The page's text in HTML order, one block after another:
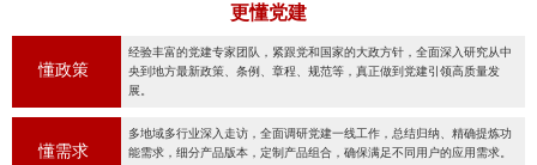
更懂党建
懂政策
经验丰富的党建专家团队，紧跟党和国家的大政方针，全面深入研究从中
央到地方最新政策、条例、章程、规范等，真正做到党建引领高质量发
展。
懂需求
多地域多行业深入走访，全面调研党建一线工作，总结归纳、精确提炼功
能需求，细分产品版本，定制产品组合，确保满足不同用户的应用需求。